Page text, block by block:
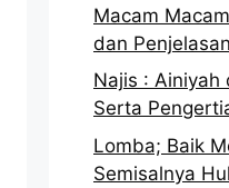
Macam
dan
Najis : Ainiyah
Serta
Lomba; Baik
Semisalnya